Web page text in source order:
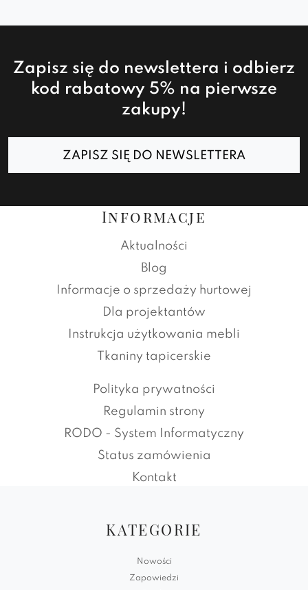
Zapisz się do newslettera i odbierz
kod rabatowy 5% na pierwsze
zakupy!
ZAPISZ SIĘ DO NEWSLETTERA
Informacje
Aktualności
Blog
Informacje o sprzedaży hurtowej
Dla projektantów
Instrukcja użytkowania mebli
Tkaniny tapicerskie
Polityka prywatności
Regulamin strony
RODO - System Informatyczny
Status zamówienia
Kontakt
KATEGORIE
Nowości
Zapowiedzi